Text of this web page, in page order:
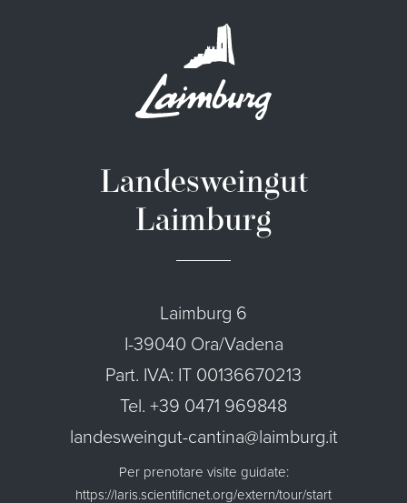
Landesweingut
Laimburg
Laimburg 6
I-39040 Ora/Vadena
Part. IVA: IT 00136670213
Tel. +39 0471 969848
landesweingut-cantina@laimburg.it
Per prenotare visite guidate:
https://laris.scientificnet.org/extern/tour/start